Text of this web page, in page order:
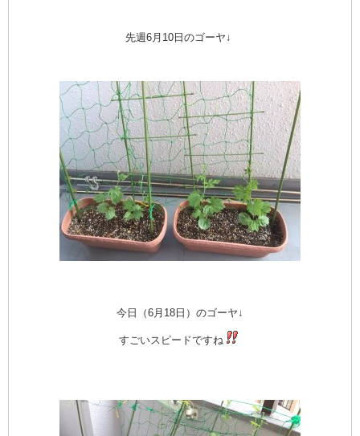
先週6月10日のゴーヤ↓
今日（6月18日）のゴーヤ↓
すごいスピードですね